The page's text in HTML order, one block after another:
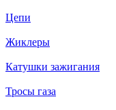
Цепи
Жиклеры
Катушки зажигания
Тросы газа